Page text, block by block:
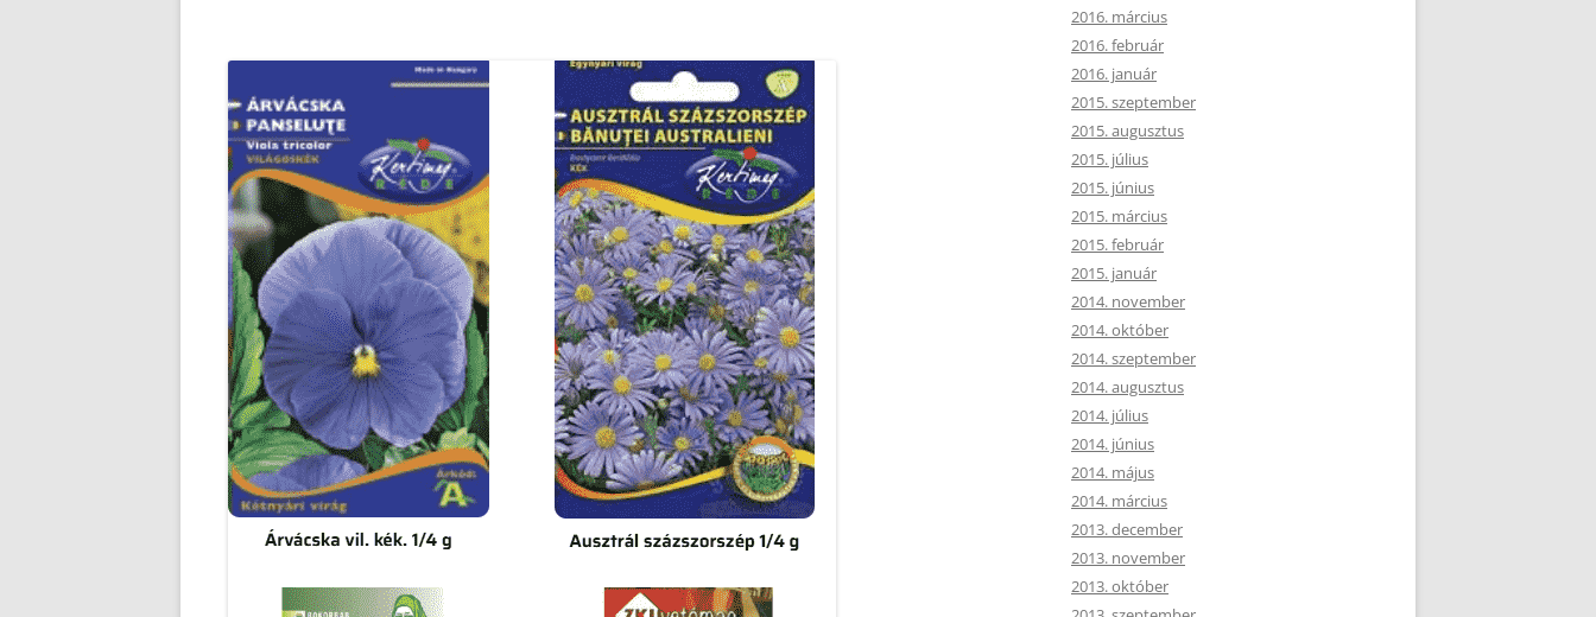
2016. március
2016. február
2016. január
2015. szeptember
2015. augusztus
2015. július
2015. június
2015. március
2015. február
2015. január
2014. november
2014. október
2014. szeptember
2014. augusztus
2014. július
2014. június
2014. május
2014. március
2013. december
2013. november
2013. október